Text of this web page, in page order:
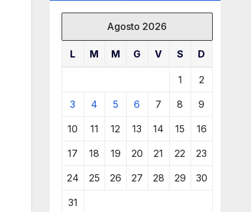
Agosto 2026
L M M G V S D
1 2
3 4 5 6 7 8 9
10 11 12 13 14 15 16
17 18 19 20 21 22 23
24 25 26 27 28 29 30
31